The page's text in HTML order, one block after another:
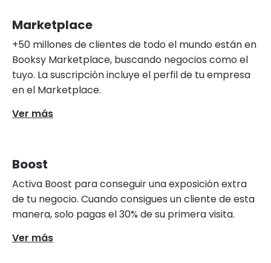
Marketplace
+50 millones de clientes de todo el mundo están en
Booksy Marketplace, buscando negocios como el
tuyo. La suscripción incluye el perfil de tu empresa
en el Marketplace.
Ver más
Boost
Activa Boost para conseguir una exposición extra
de tu negocio. Cuando consigues un cliente de esta
manera, solo pagas el 30% de su primera visita.
Ver más